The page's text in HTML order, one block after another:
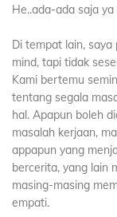
He..ada-ada saja
Di tempat lain,
mind, tapi tidak
Kami bertemu
tentang segala
hal. Apapun boleh
masalah kerjaan,
appapun yang
bercerita, yang lain
masing-masing
empati.